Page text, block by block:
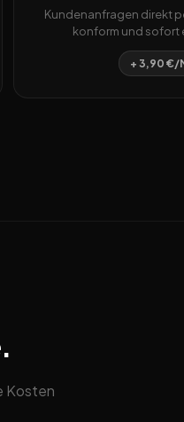
Kundenanfragen direkt
konform und sofort
+ 3,90 €/
Kosten